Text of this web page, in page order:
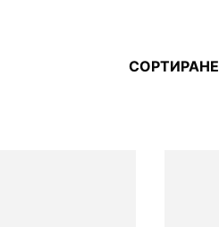
СОРТИРАНЕ